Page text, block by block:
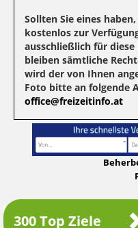
Sollten Sie eines
kostenlos zur
ausschließlich für
bleiben sämtliche
wird der von Ihnen
Foto bitte an folgende
office@freizeitinfo.at
300 Top Ziele